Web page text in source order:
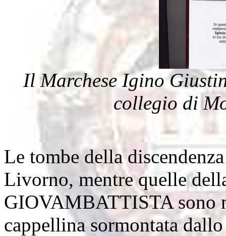
Il Marchese Igino
collegio di
Le tombe della
Livorno, mentre quelle
GIOVAMBATTISTA sono
cappellina sormontata